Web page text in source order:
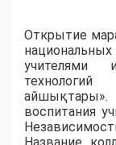
Открытие
учителями
айшықтары».
воспитания